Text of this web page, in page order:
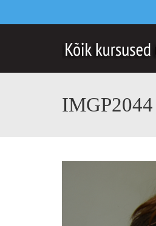
IMGP2044